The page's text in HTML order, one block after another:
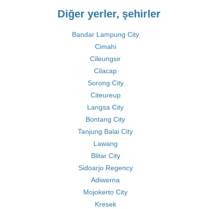
Diğer yerler, şehirler
Bandar Lampung City
Cimahi
Cileungsir
Cilacap
Sorong City
Citeureup
Langsa City
Bontang City
Tanjung Balai City
Lawang
Blitar City
Sidoarjo Regency
Adiwerna
Mojokerto City
Kresek